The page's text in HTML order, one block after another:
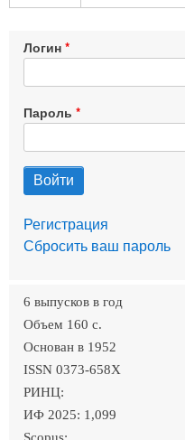
Логин
Пароль
Регистрация
Сбросить ваш пароль
6 выпусков в год
Объем 160 c.
Основан в 1952
ISSN 0373-658X
РИНЦ:
ИФ 2025: 1,099